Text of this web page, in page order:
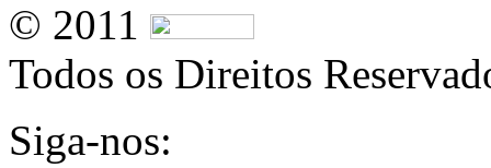
© 2011
Todos os Direitos
Siga-nos: